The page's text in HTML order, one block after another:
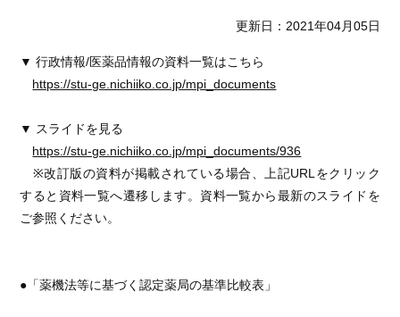
更新日：2021年04月05日
▼ 行政情報/医薬品情報の資料一覧はこちら
https://stu-ge.nichiiko.co.jp/mpi_documents
▼ スライドを見る
https://stu-ge.nichiiko.co.jp/mpi_documents/936
※改訂版の資料が掲載されている場合、上記URLをクリック
すると資料一覧へ遷移します。資料一覧から最新のスライドを
ご参照ください。
●「薬機法等に基づく認定薬局の基準比較表」